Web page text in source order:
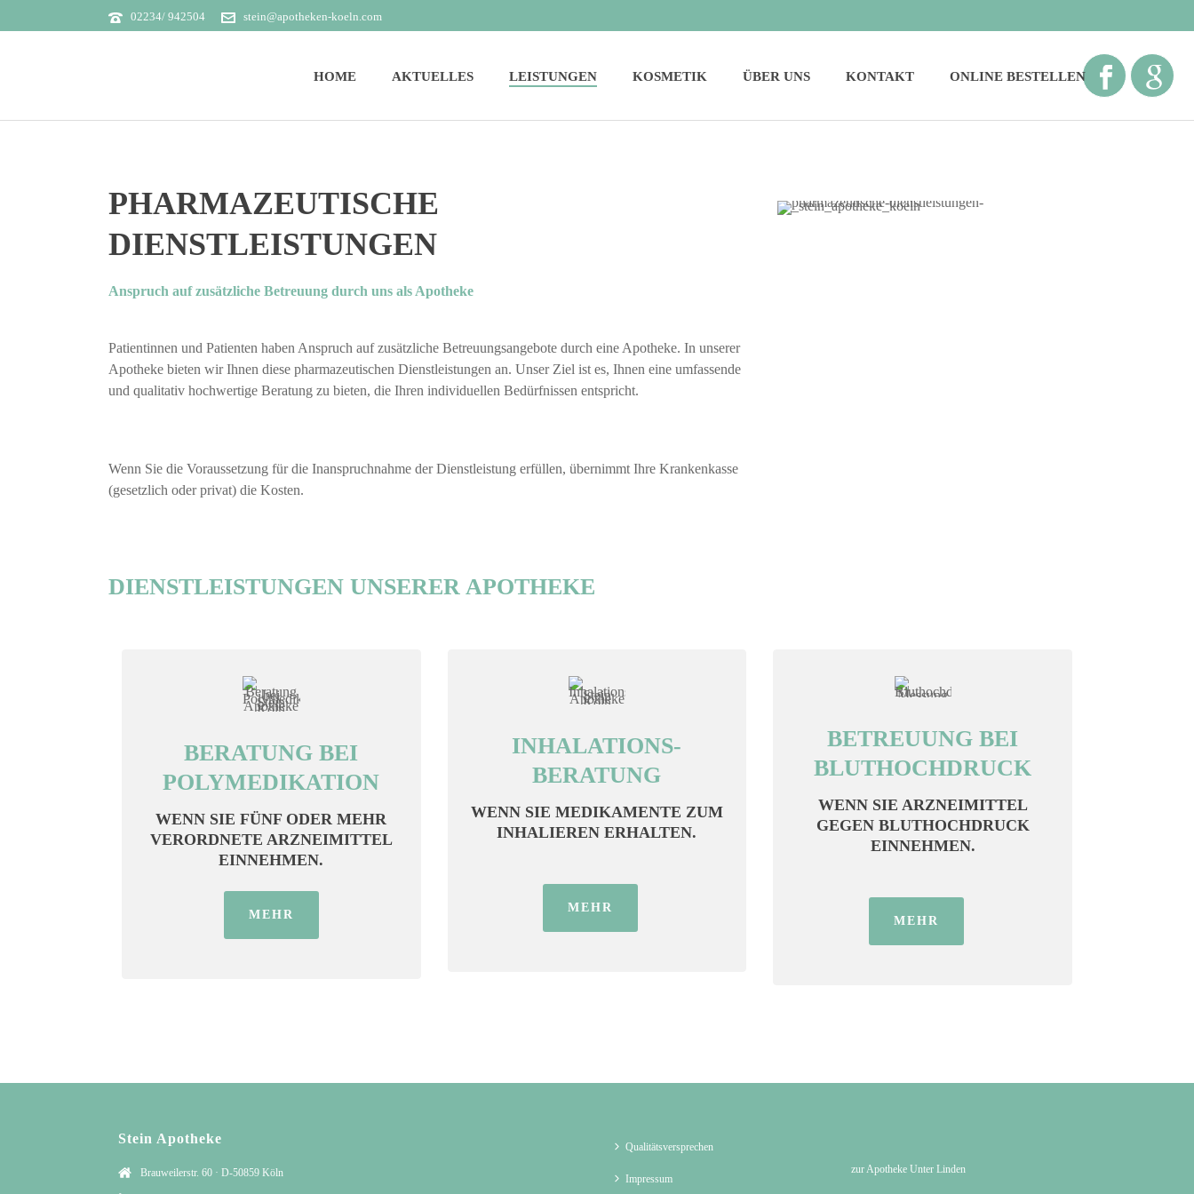
02234/ 942504 stein@apotheken-koeln.com
HOME AKTUELLES LEISTUNGEN KOSMETIK ÜBER UNS KONTAKT ONLINE BESTELLEN
PHARMAZEUTISCHE
DIENSTLEISTUNGEN
Anspruch auf zusätzliche Betreuung durch uns als Apotheke
Patientinnen und Patienten haben Anspruch auf zusätzliche Betreuungsangebote durch eine Apotheke. In unserer
Apotheke bieten wir Ihnen diese pharmazeutischen Dienstleistungen an. Unser Ziel ist es, Ihnen eine umfassende
und qualitativ hochwertige Beratung zu bieten, die Ihren individuellen Bedürfnissen entspricht.
Wenn Sie die Voraussetzung für die Inanspruchnahme der Dienstleistung erfüllen, übernimmt Ihre Krankenkasse
(gesetzlich oder privat) die Kosten.
DIENSTLEISTUNGEN UNSERER APOTHEKE
BERATUNG BEI
POLYMEDIKATION
WENN SIE FÜNF ODER MEHR
VERORDNETE ARZNEIMITTEL
EINNEHMEN.
MEHR
INHALATIONS-
BERATUNG
WENN SIE MEDIKAMENTE ZUM
INHALIEREN ERHALTEN.
MEHR
BETREUUNG BEI
BLUTHOCHDRUCK
WENN SIE ARZNEIMITTEL
GEGEN BLUTHOCHDRUCK
EINNEHMEN.
MEHR
Stein Apotheke
Brauweilerstr. 60 · D-50859 Köln
Qualitätsversprechen
Impressum
zur Apotheke Unter Linden